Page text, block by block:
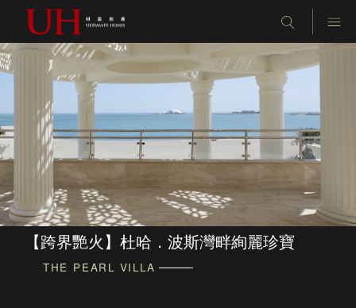
【跨界艷火】杜哈．波斯灣畔絢麗珍寶
THE PEARL VILLA